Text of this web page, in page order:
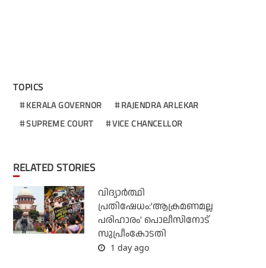
TOPICS
KERALA GOVERNOR
RAJENDRA ARLEKAR
SUPREME COURT
VICE CHANCELLOR
RELATED STORIES
വിദ്യാര്‍ത്ഥി
പ്രതിഷേധം:'ആക്രമണമല്ല
പരിഹാരം' പൊലീസിനോട്
സുപ്രീംകോടതി
1 day ago